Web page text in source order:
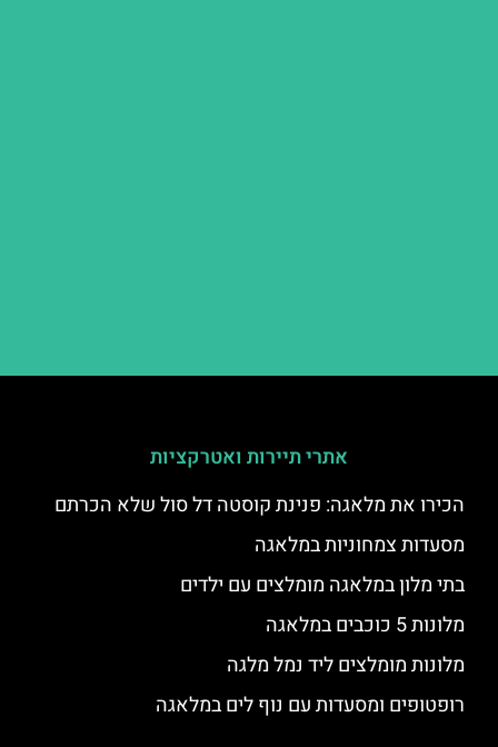
אתרי תיירות ואטרקציות
הכירו את מלאגה: פנינת קוסטה דל סול שלא הכרתם
מסעדות צמחוניות במלאגה
בתי מלון במלאגה מומלצים עם ילדים
מלונות 5 כוכבים במלאגה
מלונות מומלצים ליד נמל מלגה
רופטופים ומסעדות עם נוף לים במלאגה